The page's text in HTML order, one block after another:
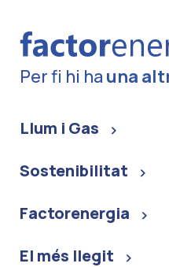
Per fi hi ha una
Llum i Gas
Sostenibilitat
Factorenergia
El més llegit